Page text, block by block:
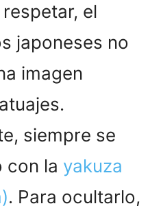
el
japoneses no
imagen
siempre se
con la yakuza
. Para ocultarlo,